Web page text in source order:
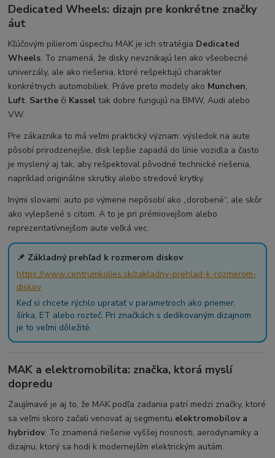
Dedicated Wheels: dizajn pre konkrétne značky
áut
Kľúčovým pilierom úspechu MAK je ich stratégia Dedicated
Wheels. To znamená, že disky nevznikajú len ako všeobecné
univerzály, ale ako riešenia, ktoré rešpektujú charakter
konkrétnych automobiliek. Práve preto modely ako Munchen,
Luft, Sarthe či Kassel tak dobre fungujú na BMW, Audi alebo
VW.
Pre zákazníka to má veľmi praktický význam: výsledok na aute
pôsobí prirodzenejšie, disk lepšie zapadá do línie vozidla a často
je myslený aj tak, aby rešpektoval pôvodné technické riešenia,
napríklad originálne skrutky alebo stredové krytky.
Inými slovami: auto po výmene nepôsobí ako „dorobené“, ale skôr
ako vylepšené s citom. A to je pri prémiovejšom alebo
reprezentatívnejšom aute veľká vec.
📌 Základný prehľad k rozmerom diskov
https://www.centrumkolies.sk/zakladny-prehlad-k-rozmerom-
diskov
Keď si chcete rýchlo upratať v parametroch ako priemer,
šírka, ET alebo rozteč. Pri značkách s dedikovaným dizajnom
je to veľmi dôležité.
MAK a elektromobilita: značka, ktorá myslí
dopredu
Zaujímavé je aj to, že MAK podľa zadania patrí medzi značky, ktoré
sa veľmi skoro začali venovať aj segmentu elektromobilov a
hybridov. To znamená riešenie vyššej nosnosti, aerodynamiky a
dizajnu, ktorý sa hodí k modernejším elektrickým autám.